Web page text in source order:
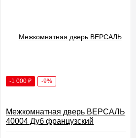
-1 000₽ -9%
Межкомнатная дверь ВЕРСАЛЬ
40004 Дуб французский